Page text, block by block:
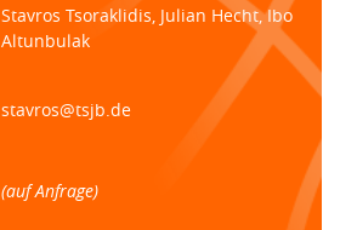
Stavros Tsoraklidis, Julian Hecht, Ibo
Altunbulak
stavros@tsjb.de
(auf Anfrage)